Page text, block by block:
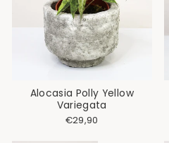
Alocasia Polly Yellow
Variegata
€29,90